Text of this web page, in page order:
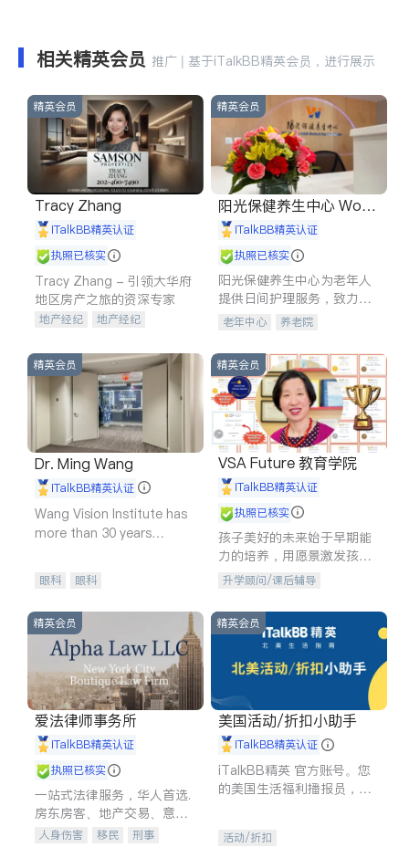
相关精英会员 推广 | 基于iTalkBB精英会员，进行展示
精英会员
Tracy Zhang
iTalkBB精英认证
执照已核实
Tracy Zhang - 引领大华府
地区房产之旅的资深专家
地产经纪
地产经纪
商铺租售
开发商建商
精英会员
阳光保健养生中心 World
shine
iTalkBB精英认证
执照已核实
阳光保健养生中心为老年人
提供日间护理服务，致力于
通过持续的护理创新来有效
老年中心 养老院
精英会员
Dr. Ming Wang
iTalkBB精英认证
Wang Vision Institute has
more than 30 years
眼科 眼科
精英会员
VSA Future 教育学院
iTalkBB精英认证
执照已核实
孩子美好的未来始于早期能
力的培养，用愿景激发孩子
的学习潜力和动力。理念：
拥有成长型心态是成功的基
石。
升学顾问/课后辅导
精英会员
爱法律师事务所
iTalkBB精英认证
执照已核实
一站式法律服务，华人首选.
房东房客、地产交易、意外
伤害、车祸重伤、商业诉
人身伤害 移民
刑事
精英会员
美国活动/折扣小助手
iTalkBB精英认证
iTalkBB精英 官方账号。您
的美国生活福利播报员，精
专属福利。
活动/折扣